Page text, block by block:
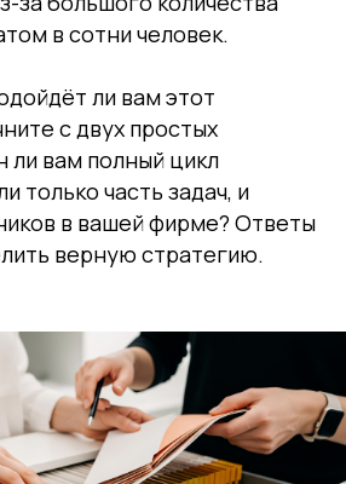
в сотни человек.
ли вам этот
с двух простых
ли вам полный цикл
только часть задач, и
в вашей фирме? Ответы
верную стратегию.